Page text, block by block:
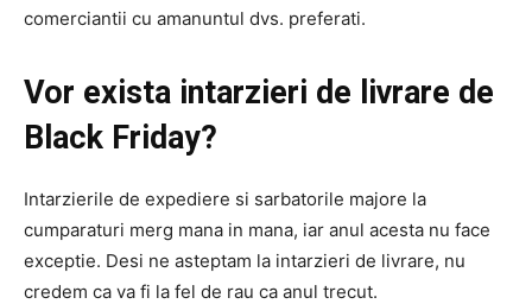
comerciantii cu amanuntul dvs. preferati.
Vor exista intarzieri de livrare de
Black Friday?
Intarzierile de expediere si sarbatorile majore la
cumparaturi merg mana in mana, iar anul acesta nu face
exceptie. Desi ne asteptam la intarzieri de livrare, nu
credem ca va fi la fel de rau ca anul trecut.